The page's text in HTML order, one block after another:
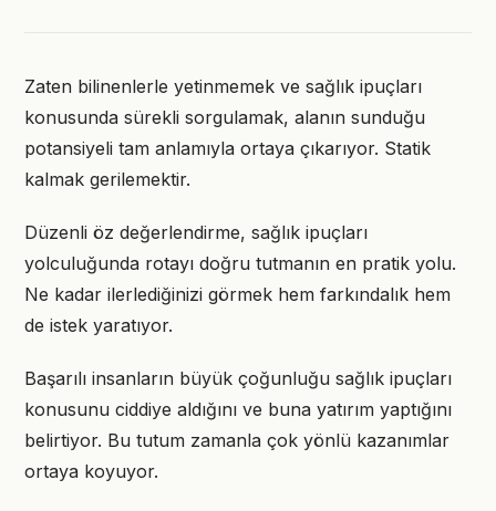
Zaten bilinenlerle yetinmemek ve sağlık ipuçları
konusunda sürekli sorgulamak, alanın sunduğu
potansiyeli tam anlamıyla ortaya çıkarıyor. Statik
kalmak gerilemektir.
Düzenli öz değerlendirme, sağlık ipuçları
yolculuğunda rotayı doğru tutmanın en pratik yolu.
Ne kadar ilerlediğinizi görmek hem farkındalık hem
de istek yaratıyor.
Başarılı insanların büyük çoğunluğu sağlık ipuçları
konusunu ciddiye aldığını ve buna yatırım yaptığını
belirtiyor. Bu tutum zamanla çok yönlü kazanımlar
ortaya koyuyor.